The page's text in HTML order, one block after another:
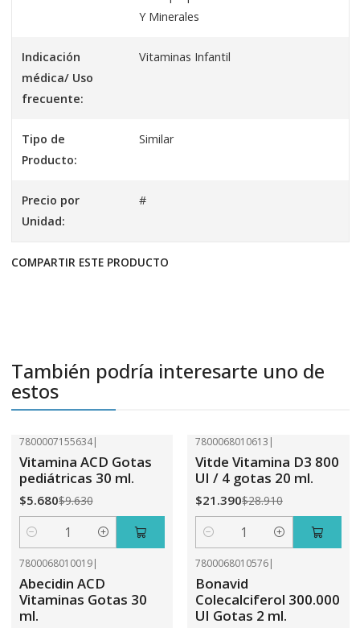
Y Minerales
Indicación
médica/ Uso
frecuente:
Vitaminas Infantil
Tipo de
Producto:
Similar
Precio por
Unidad:
#
COMPARTIR ESTE PRODUCTO
También podría interesarte uno de
estos
7800007155634|
Vitamina ACD Gotas
pediátricas 30 ml.
$5.680$9.630
Cantidad
7800068010613 |
Vitde Vitamina D3 800
UI / 4 gotas 20 ml.
$21.390$28.910
Cantidad
7800068010019|
Abecidin ACD
Vitaminas Gotas 30
ml.
7800068010576|
Bonavid
Colecalciferol 300.000
UI Gotas 2 ml.